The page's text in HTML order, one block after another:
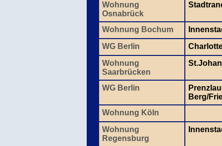
Wohnung
Osnabrück
Wohnung Bochum
WG Berlin
Wohnung
Saarbrücken
WG Berlin
Berg/
Wohnung Köln
Wohnung
Regensburg